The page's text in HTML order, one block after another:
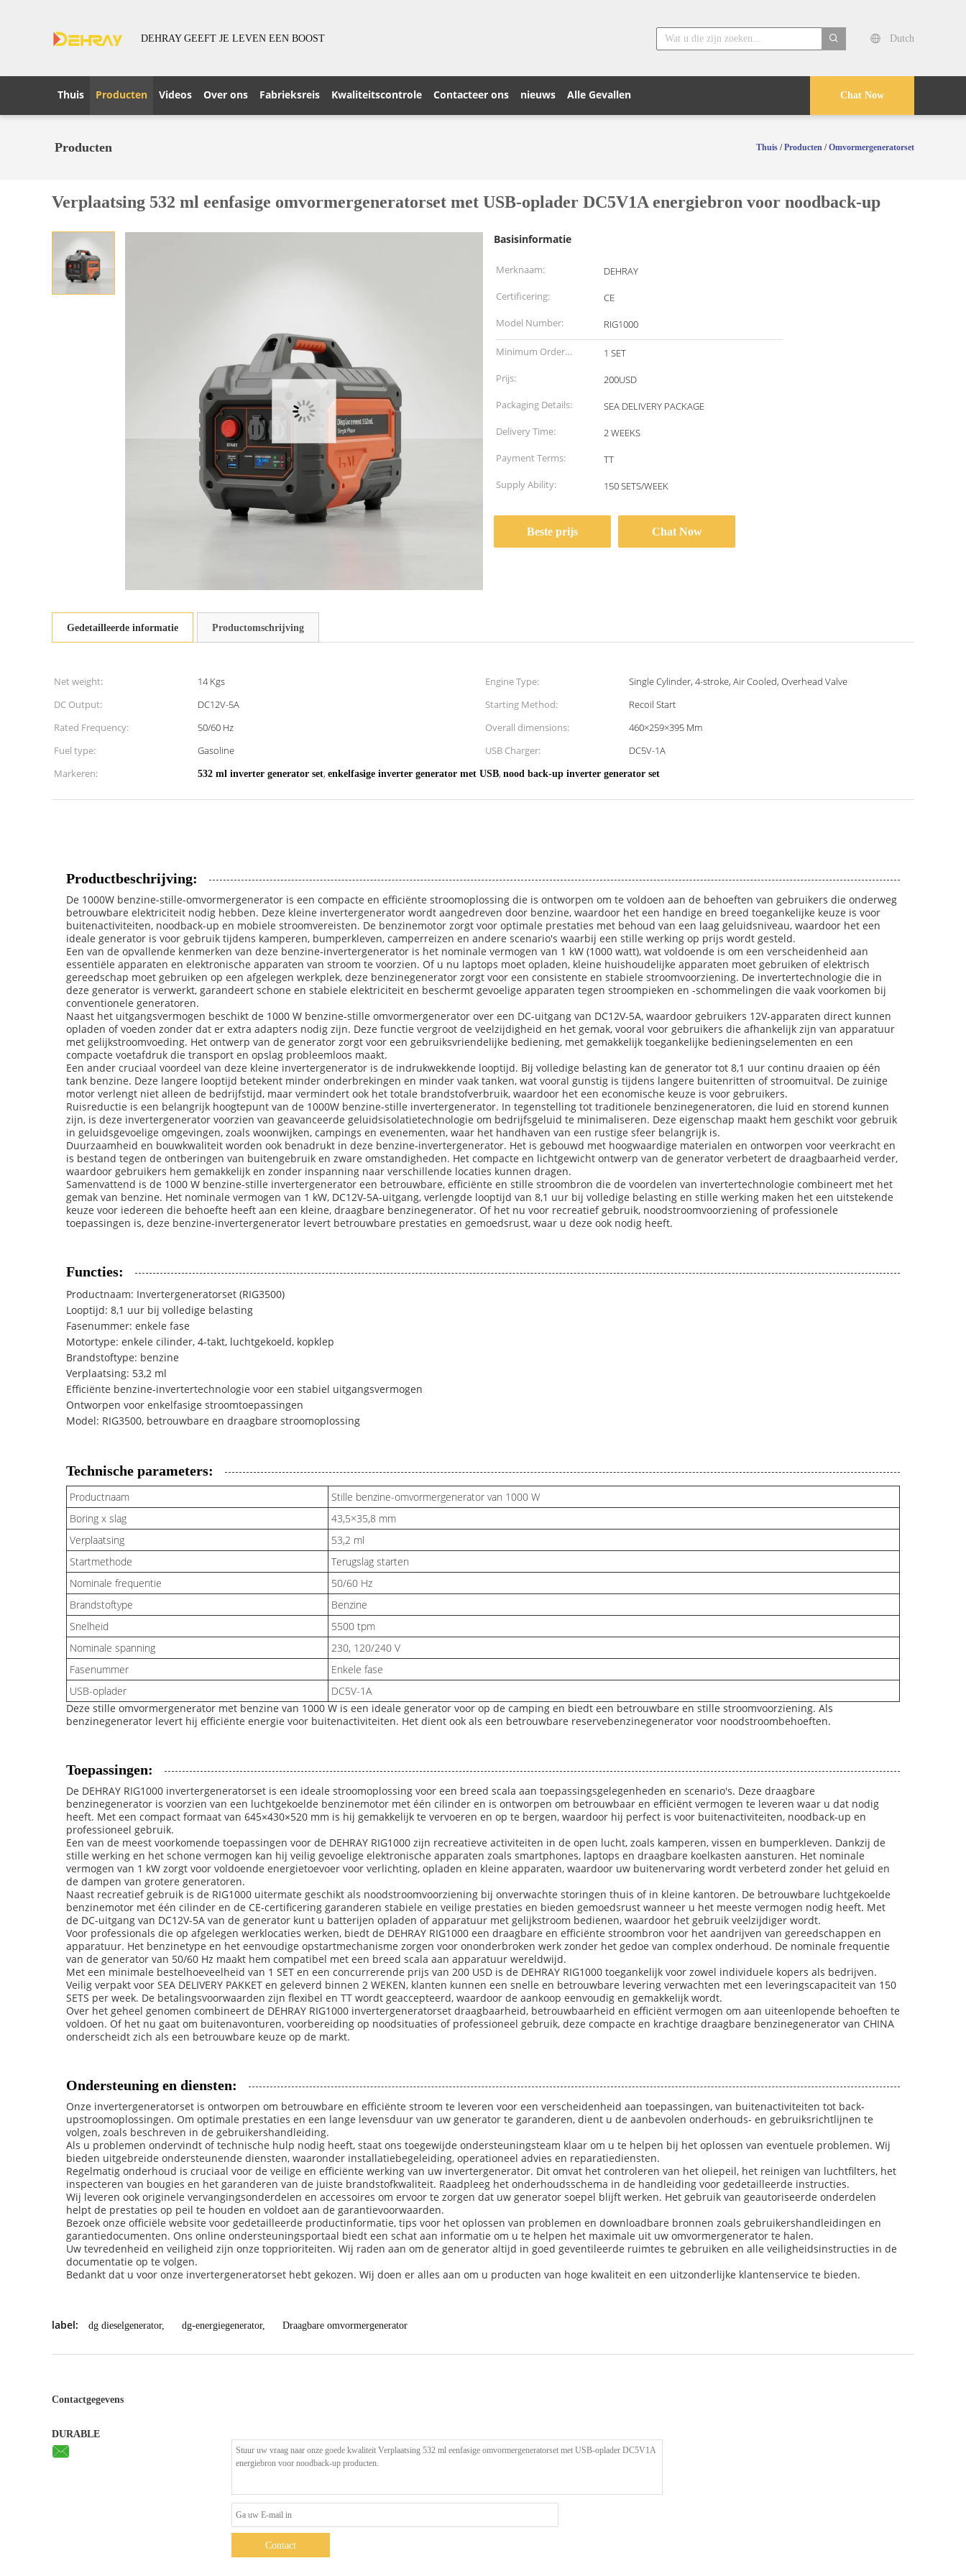
DEHRAY GEEFT JE LEVEN EEN BOOST
Dutch
Chat Now
Thuis Producten Videos Over ons Fabrieksreis Kwaliteitscontrole Contacteer ons nieuws Alle Gevallen
Producten Thuis /Producten /Omvormergeneratorset
Verplaatsing 532 ml eenfasige omvormergeneratorset met USB-oplader DC5V1A energiebron voor noodback-up
Basisinformatie
Merknaam:
DEHRAY
Certificering:
CE
Model Number:
RIG1000
Minimum Order
Quantity:
1 SET
Prijs:
200USD
Packaging Details:
SEA DELIVERY PACKAGE
Delivery Time:
2 WEEKS
Payment Terms:
TT
Supply Ability:
150 SETS/WEEK
Beste prijs Chat Now
Gedetailleerde informatie Productomschrijving
Net weight: 14 Kgs Engine Type:
Single Cylinder, 4-stroke, Air Cooled, Overhead Valve
DC Output:
DC12V-5A Starting Method:
Recoil Start
Rated Frequency:
50/60 Hz Overall dimensions:
460×259×395 Mm
Fuel type:
Gasoline USB Charger:
DC5V-1A
Markeren:
532 ml inverter generator set, enkelfasige inverter generator met USB, nood back-up inverter generator set
Productbeschrijving:
De 1000W benzine-stille-omvormergenerator is een compacte en efficiënte stroomoplossing die is ontworpen om te voldoen aan de behoeften van gebruikers die onderweg
betrouwbare elektriciteit nodig hebben. Deze kleine invertergenerator wordt aangedreven door benzine, waardoor het een handige en breed toegankelijke keuze is voor
buitenactiviteiten, noodback-up en mobiele stroomvereisten. De benzinemotor zorgt voor optimale prestaties met behoud van een laag geluidsniveau, waardoor het een
ideale generator is voor gebruik tijdens kamperen, bumperkleven, camperreizen en andere scenario's waarbij een stille werking op prijs wordt gesteld.
Een van de opvallende kenmerken van deze benzine-invertergenerator is het nominale vermogen van 1 kW (1000 watt), wat voldoende is om een ​​verscheidenheid aan
essentiële apparaten en elektronische apparaten van stroom te voorzien. Of u nu laptops moet opladen, kleine huishoudelijke apparaten moet gebruiken of elektrisch
gereedschap moet gebruiken op een afgelegen werkplek, deze benzinegenerator zorgt voor een consistente en stabiele stroomvoorziening. De invertertechnologie die in
deze generator is verwerkt, garandeert schone en stabiele elektriciteit en beschermt gevoelige apparaten tegen stroompieken en -schommelingen die vaak voorkomen bij
conventionele generatoren.
Naast het uitgangsvermogen beschikt de 1000 W benzine-stille omvormergenerator over een DC-uitgang van DC12V-5A, waardoor gebruikers 12V-apparaten direct kunnen
opladen of voeden zonder dat er extra adapters nodig zijn. Deze functie vergroot de veelzijdigheid en het gemak, vooral voor gebruikers die afhankelijk zijn van apparatuur
met gelijkstroomvoeding. Het ontwerp van de generator zorgt voor een gebruiksvriendelijke bediening, met gemakkelijk toegankelijke bedieningselementen en een
compacte voetafdruk die transport en opslag probleemloos maakt.
Een ander cruciaal voordeel van deze kleine invertergenerator is de indrukwekkende looptijd. Bij volledige belasting kan de generator tot 8,1 uur continu draaien op één
tank benzine. Deze langere looptijd betekent minder onderbrekingen en minder vaak tanken, wat vooral gunstig is tijdens langere buitenritten of stroomuitval. De zuinige
motor verlengt niet alleen de bedrijfstijd, maar vermindert ook het totale brandstofverbruik, waardoor het een economische keuze is voor gebruikers.
Ruisreductie is een belangrijk hoogtepunt van de 1000W benzine-stille invertergenerator. In tegenstelling tot traditionele benzinegeneratoren, die luid en storend kunnen
zijn, is deze invertergenerator voorzien van geavanceerde geluidsisolatietechnologie om bedrijfsgeluid te minimaliseren. Deze eigenschap maakt hem geschikt voor gebruik
in geluidsgevoelige omgevingen, zoals woonwijken, campings en evenementen, waar het handhaven van een rustige sfeer belangrijk is.
Duurzaamheid en bouwkwaliteit worden ook benadrukt in deze benzine-invertergenerator. Het is gebouwd met hoogwaardige materialen en ontworpen voor veerkracht en
is bestand tegen de ontberingen van buitengebruik en zware omstandigheden. Het compacte en lichtgewicht ontwerp van de generator verbetert de draagbaarheid verder,
waardoor gebruikers hem gemakkelijk en zonder inspanning naar verschillende locaties kunnen dragen.
Samenvattend is de 1000 W benzine-stille invertergenerator een betrouwbare, efficiënte en stille stroombron die de voordelen van invertertechnologie combineert met het
gemak van benzine. Het nominale vermogen van 1 kW, DC12V-5A-uitgang, verlengde looptijd van 8,1 uur bij volledige belasting en stille werking maken het een uitstekende
keuze voor iedereen die behoefte heeft aan een kleine, draagbare benzinegenerator. Of het nu voor recreatief gebruik, noodstroomvoorziening of professionele
toepassingen is, deze benzine-invertergenerator levert betrouwbare prestaties en gemoedsrust, waar u deze ook nodig heeft.
Functies:
Productnaam: Invertergeneratorset (RIG3500)
Looptijd: 8,1 uur bij volledige belasting
Fasenummer: enkele fase
Motortype: enkele cilinder, 4-takt, luchtgekoeld, kopklep
Brandstoftype: benzine
Verplaatsing: 53,2 ml
Efficiënte benzine-invertertechnologie voor een stabiel uitgangsvermogen
Ontworpen voor enkelfasige stroomtoepassingen
Model: RIG3500, betrouwbare en draagbare stroomoplossing
Technische parameters:
Productnaam
Stille benzine-omvormergenerator van 1000 W
Boring x slag
43,5×35,8 mm
Verplaatsing
53,2 ml
Startmethode
Terugslag starten
Nominale frequentie
50/60 Hz
Brandstoftype
Benzine
Snelheid
5500 tpm
Nominale spanning
230, 120/240 V
Fasenummer
Enkele fase
USB-oplader
DC5V-1A
Deze stille omvormergenerator met benzine van 1000 W is een ideale generator voor op de camping en biedt een betrouwbare en stille stroomvoorziening. Als
benzinegenerator levert hij efficiënte energie voor buitenactiviteiten. Het dient ook als een betrouwbare reservebenzinegenerator voor noodstroombehoeften.
Toepassingen:
De DEHRAY RIG1000 invertergeneratorset is een ideale stroomoplossing voor een breed scala aan toepassingsgelegenheden en scenario's. Deze draagbare
benzinegenerator is voorzien van een luchtgekoelde benzinemotor met één cilinder en is ontworpen om betrouwbaar en efficiënt vermogen te leveren waar u dat nodig
heeft. Met een compact formaat van 645×430×520 mm is hij gemakkelijk te vervoeren en op te bergen, waardoor hij perfect is voor buitenactiviteiten, noodback-up en
professioneel gebruik.
Een van de meest voorkomende toepassingen voor de DEHRAY RIG1000 zijn recreatieve activiteiten in de open lucht, zoals kamperen, vissen en bumperkleven. Dankzij de
stille werking en het schone vermogen kan hij veilig gevoelige elektronische apparaten zoals smartphones, laptops en draagbare koelkasten aansturen. Het nominale
vermogen van 1 kW zorgt voor voldoende energietoevoer voor verlichting, opladen en kleine apparaten, waardoor uw buitenervaring wordt verbeterd zonder het geluid en
de dampen van grotere generatoren.
Naast recreatief gebruik is de RIG1000 uitermate geschikt als noodstroomvoorziening bij onverwachte storingen thuis of in kleine kantoren. De betrouwbare luchtgekoelde
benzinemotor met één cilinder en de CE-certificering garanderen stabiele en veilige prestaties en bieden gemoedsrust wanneer u het meeste vermogen nodig heeft. Met
de DC-uitgang van DC12V-5A van de generator kunt u batterijen opladen of apparatuur met gelijkstroom bedienen, waardoor het gebruik veelzijdiger wordt.
Voor professionals die op afgelegen werklocaties werken, biedt de DEHRAY RIG1000 een draagbare en efficiënte stroombron voor het aandrijven van gereedschappen en
apparatuur. Het benzinetype en het eenvoudige opstartmechanisme zorgen voor ononderbroken werk zonder het gedoe van complex onderhoud. De nominale frequentie
van de generator van 50/60 Hz maakt hem compatibel met een breed scala aan apparatuur wereldwijd.
Met een minimale bestelhoeveelheid van 1 SET en een concurrerende prijs van 200 USD is de DEHRAY RIG1000 toegankelijk voor zowel individuele kopers als bedrijven.
Veilig verpakt voor SEA DELIVERY PAKKET en geleverd binnen 2 WEKEN, klanten kunnen een snelle en betrouwbare levering verwachten met een leveringscapaciteit van 150
SETS per week. De betalingsvoorwaarden zijn flexibel en TT wordt geaccepteerd, waardoor de aankoop eenvoudig en gemakkelijk wordt.
Over het geheel genomen combineert de DEHRAY RIG1000 invertergeneratorset draagbaarheid, betrouwbaarheid en efficiënt vermogen om aan uiteenlopende behoeften te
voldoen. Of het nu gaat om buitenavonturen, voorbereiding op noodsituaties of professioneel gebruik, deze compacte en krachtige draagbare benzinegenerator van CHINA
onderscheidt zich als een betrouwbare keuze op de markt.
Ondersteuning en diensten:
Onze invertergeneratorset is ontworpen om betrouwbare en efficiënte stroom te leveren voor een verscheidenheid aan toepassingen, van buitenactiviteiten tot back-
upstroomoplossingen. Om optimale prestaties en een lange levensduur van uw generator te garanderen, dient u de aanbevolen onderhouds- en gebruiksrichtlijnen te
volgen, zoals beschreven in de gebruikershandleiding.
Als u problemen ondervindt of technische hulp nodig heeft, staat ons toegewijde ondersteuningsteam klaar om u te helpen bij het oplossen van eventuele problemen. Wij
bieden uitgebreide ondersteunende diensten, waaronder installatiebegeleiding, operationeel advies en reparatiediensten.
Regelmatig onderhoud is cruciaal voor de veilige en efficiënte werking van uw invertergenerator. Dit omvat het controleren van het oliepeil, het reinigen van luchtfilters, het
inspecteren van bougies en het garanderen van de juiste brandstofkwaliteit. Raadpleeg het onderhoudsschema in de handleiding voor gedetailleerde instructies.
Wij leveren ook originele vervangingsonderdelen en accessoires om ervoor te zorgen dat uw generator soepel blijft werken. Het gebruik van geautoriseerde onderdelen
helpt de prestaties op peil te houden en voldoet aan de garantievoorwaarden.
Bezoek onze officiële website voor gedetailleerde productinformatie, tips voor het oplossen van problemen en downloadbare bronnen zoals gebruikershandleidingen en
garantiedocumenten. Ons online ondersteuningsportaal biedt een schat aan informatie om u te helpen het maximale uit uw omvormergenerator te halen.
Uw tevredenheid en veiligheid zijn onze topprioriteiten. Wij raden aan om de generator altijd in goed geventileerde ruimtes te gebruiken en alle veiligheidsinstructies in de
documentatie op te volgen.
Bedankt dat u voor onze invertergeneratorset hebt gekozen. Wij doen er alles aan om u producten van hoge kwaliteit en een uitzonderlijke klantenservice te bieden.
label: dg dieselgenerator, dg-energiegenerator, Draagbare omvormergenerator
Contactgegevens
DURABLE
Contact